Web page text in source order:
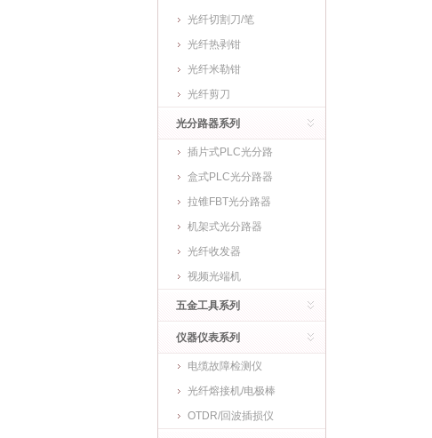
光纤切割刀/笔
光纤热剥钳
光纤米勒钳
光纤剪刀
光分路器系列
插片式PLC光分路
盒式PLC光分路器
拉锥FBT光分路器
机架式光分路器
光纤收发器
视频光端机
五金工具系列
仪器仪表系列
电缆故障检测仪
光纤熔接机/电极棒
OTDR/回波插损仪